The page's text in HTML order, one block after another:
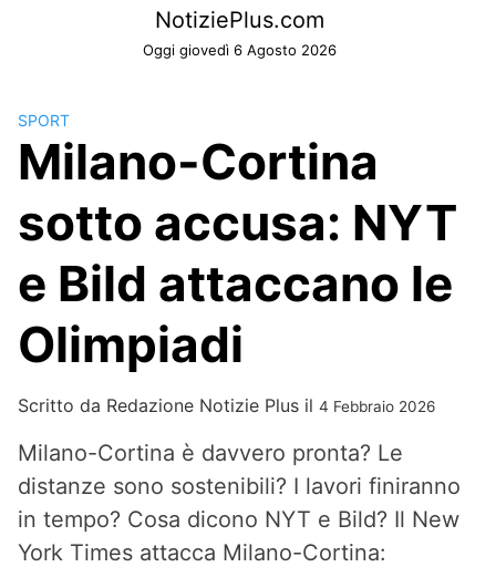
NotiziePlus.com
Oggi giovedì 6 Agosto 2026
SPORT
Milano-Cortina
sotto accusa: NYT
e Bild attaccano le
Olimpiadi
Scritto da Redazione Notizie Plus il 4 Febbraio 2026
Milano-Cortina è davvero pronta? Le
distanze sono sostenibili? I lavori finiranno
in tempo? Cosa dicono NYT e Bild? Il New
York Times attacca Milano-Cortina: